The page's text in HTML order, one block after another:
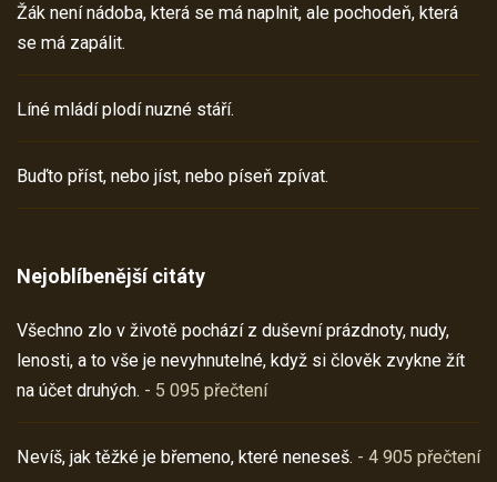
Žák není nádoba, která se má naplnit, ale pochodeň, která
se má zapálit.
Líné mládí plodí nuzné stáří.
Buďto příst, nebo jíst, nebo píseň zpívat.
Nejoblíbenější citáty
Všechno zlo v životě pochází z duševní prázdnoty, nudy,
lenosti, a to vše je nevyhnutelné, když si člověk zvykne žít
na účet druhých. - 5 095 přečtení
Nevíš, jak těžké je břemeno, které neneseš. - 4 905 přečtení